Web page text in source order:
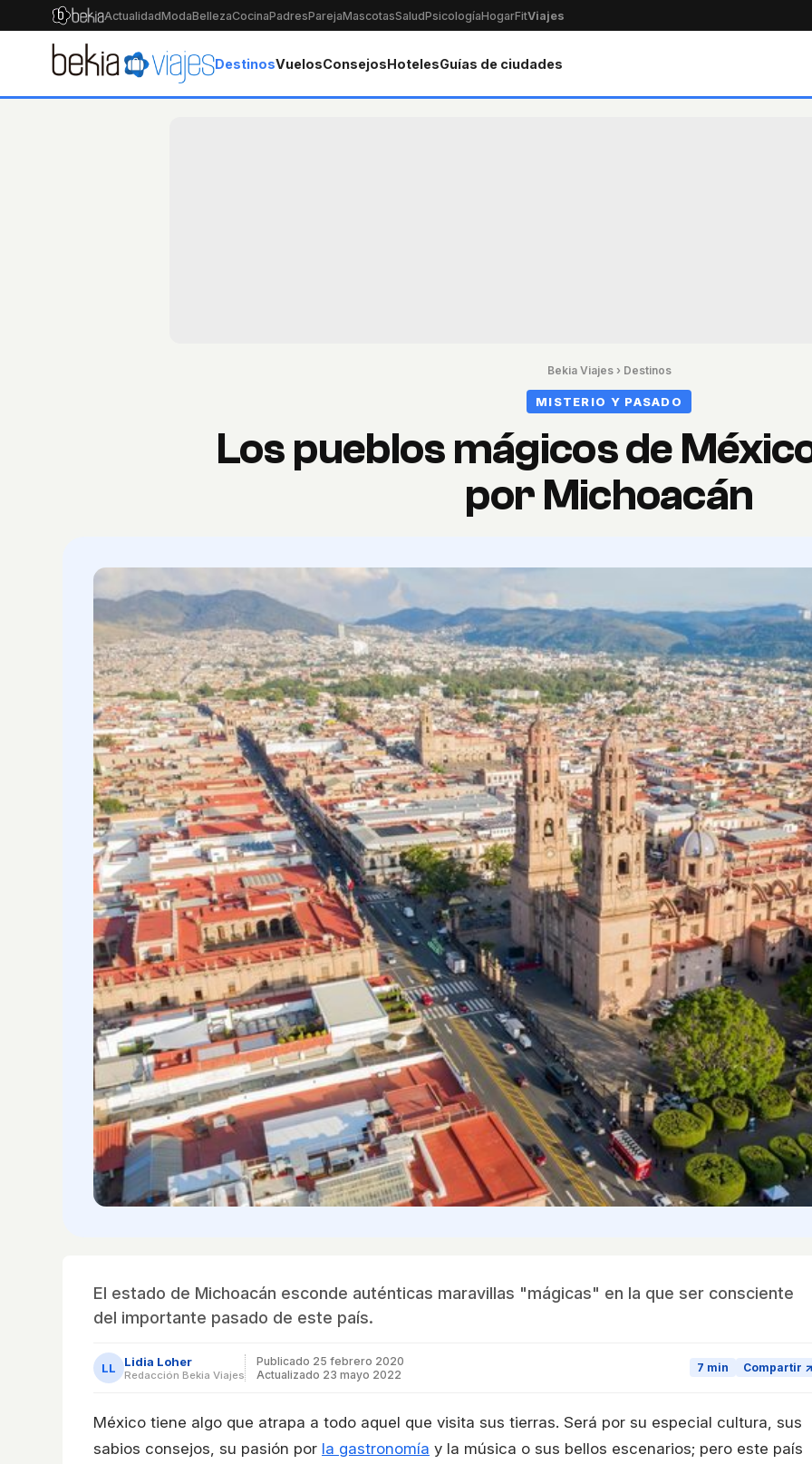
ActualidadModaBellezaCocinaPadresParejaMascotasSaludPsicologíaHogarFitViajes
DestinosVuelosConsejosHotelesGuías de ciudades
Bekia Viajes› Destinos
MISTERIO Y PASADO
Los pueblos mágicos de
por Michoacán
El estado de Michoacán esconde auténticas maravillas "mágicas" en la que ser consciente
del importante pasado de este país.
LL Lidia Loher
Redacción Bekia Viajes
Publicado 25 febrero 2020
Actualizado 23 mayo 2022
7 min Compartir ↗
México tiene algo que atrapa a todo aquel que visita sus tierras. Será por su especial cultura, sus
sabios consejos, su pasión por la gastronomía y la música o sus bellos escenarios; pero este país